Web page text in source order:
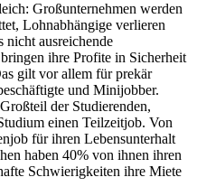
Großunternehmen werden
Lohnabhängige verlieren
nicht ausreichende
ihre Profite in Sicherheit
gilt vor allem für prekär
und Minijobber.
der Studierenden,
einen Teilzeitjob. Von
für ihren Lebensunterhalt
haben 40% von ihnen ihren
Schwierigkeiten ihre Miete